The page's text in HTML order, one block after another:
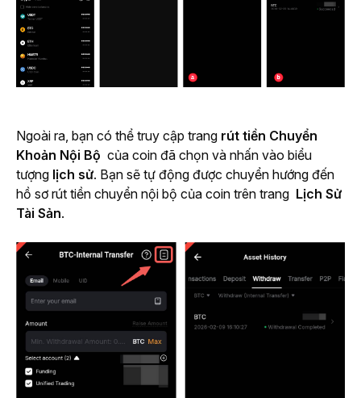
Ngoài ra, bạn có thể truy cập trang rút tiền Chuyển
Khoản Nội Bộ của coin đã chọn và nhấn vào biểu
tượng lịch sử. Bạn sẽ tự động được chuyển hướng đến
hồ sơ rút tiền chuyển nội bộ của coin trên trang Lịch Sử
Tài Sản.